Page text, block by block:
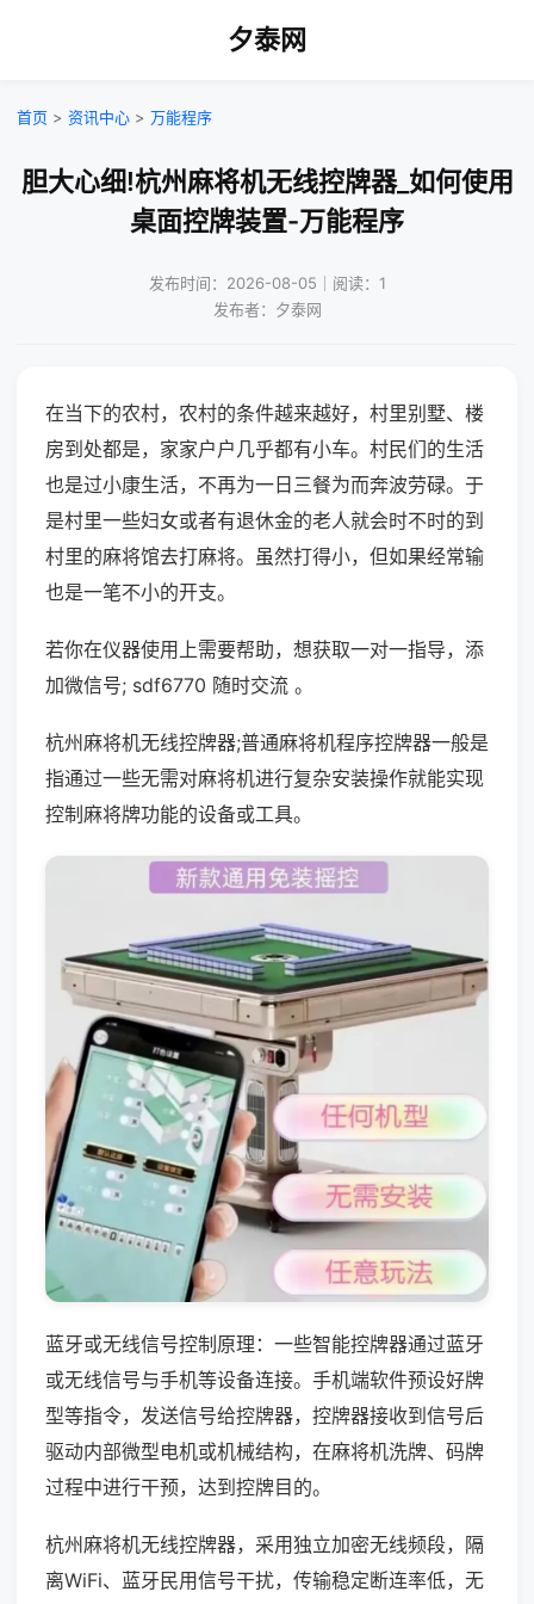
夕泰网
首页 > 资讯中心 > 万能程序
胆大心细!杭州麻将机无线控牌器_如何使用
桌面控牌装置-万能程序
发布时间：2026-08-05｜阅读：1
发布者：夕泰网
在当下的农村，农村的条件越来越好，村里别墅、楼
房到处都是，家家户户几乎都有小车。村民们的生活
也是过小康生活，不再为一日三餐为而奔波劳碌。于
是村里一些妇女或者有退休金的老人就会时不时的到
村里的麻将馆去打麻将。虽然打得小，但如果经常输
也是一笔不小的开支。
若你在仪器使用上需要帮助，想获取一对一指导，添
加微信号; sdf6770 随时交流 。
杭州麻将机无线控牌器;普通麻将机程序控牌器一般是
指通过一些无需对麻将机进行复杂安装操作就能实现
控制麻将牌功能的设备或工具。
蓝牙或无线信号控制原理：一些智能控牌器通过蓝牙
或无线信号与手机等设备连接。手机端软件预设好牌
型等指令，发送信号给控牌器，控牌器接收到信号后
驱动内部微型电机或机械结构，在麻将机洗牌、码牌
过程中进行干预，达到控牌目的。
杭州麻将机无线控牌器，采用独立加密无线频段，隔
离WiFi、蓝牙民用信号干扰，传输稳定断连率低，无